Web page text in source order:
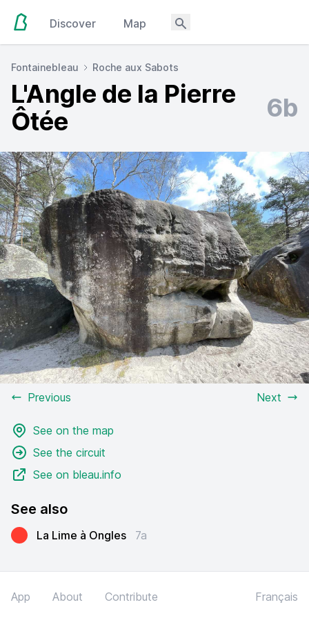
Discover Map
Fontainebleau Roche aux Sabots
L'Angle de la Pierre
Ôtée
6b
Previous Next
See on the map
See the circuit
See on bleau.info
See also
La Lime à Ongles 7a
App About Contribute Français